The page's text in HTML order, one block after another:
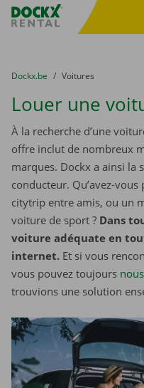
sitename
You are here:
du
Dockx.be to
Voitures
Louer une
À la recherche d’une
offre inclut de nombreux
marques. Dockx a ainsi la
conducteur. Qu’avez-
citytrip entre amis, ou un
voiture de sport ? Dans
voiture adéquate en
internet. Et si vous
vous pouvez toujours
trouvions une solution